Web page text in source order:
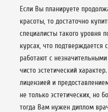
Если Вы планируете
красоты, то достаточно
специалисты такого уровня
курсах, что подтверждается
работают с
чисто эстетический
лицензией и
не только эстетических, но
тогда Вам нужен диплом